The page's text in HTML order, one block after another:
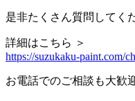
是非たくさん質問してく
詳細はこちら ＞
https://suzukaku-paint.com/
お電話でのご相談も大歓